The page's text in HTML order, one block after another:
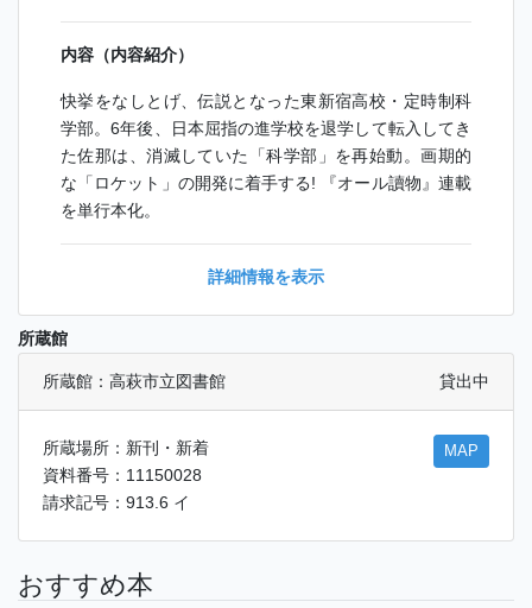
内容（内容紹介）
快挙をなしとげ、伝説となった東新宿高校・定時制科
学部。6年後、日本屈指の進学校を退学して転入してき
た佐那は、消滅していた「科学部」を再始動。画期的
な「ロケット」の開発に着手する! 『オール讀物』連載
を単行本化。
詳細情報を表示
所蔵館
所蔵館：高萩市立図書館 貸出中
所蔵場所：新刊・新着
資料番号：11150028
請求記号：913.6 イ
MAP
おすすめ本